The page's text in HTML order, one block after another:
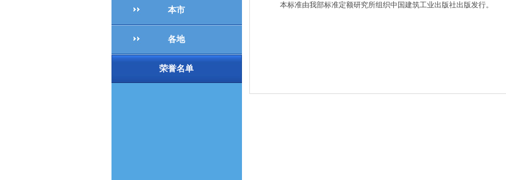
本市
各地
荣誉名单
本标准由我部标准定额研究所组织中国建筑工业出版社出版发行。